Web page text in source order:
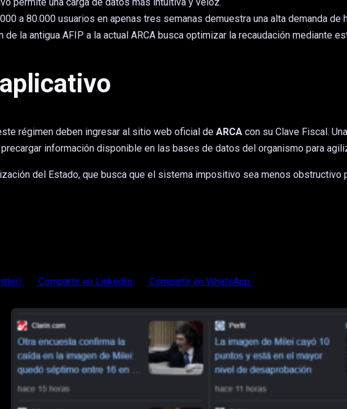
permite una carga de datos más intuitiva y veloz.
a 80.000 usuarios en apenas tres semanas demuestra una alta demanda
de la antigua AFIP a la actual ARCA busca optimizar la recaudación mediante
régimen deben ingresar al sitio web oficial de ARCA con su Clave Fiscal.
información disponible en las bases de datos del organismo para
del Estado, que busca que el sistema impositivo sea menos
Compartir en LinkedIn Compartir en WhatsApp